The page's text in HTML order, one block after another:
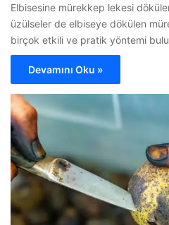
Elbisesine mürekkep lekesi
üzülseler de elbiseye dökülen
birçok etkili ve pratik yöntemi
Devamını Oku »